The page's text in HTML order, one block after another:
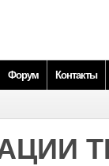
Форум Контакты